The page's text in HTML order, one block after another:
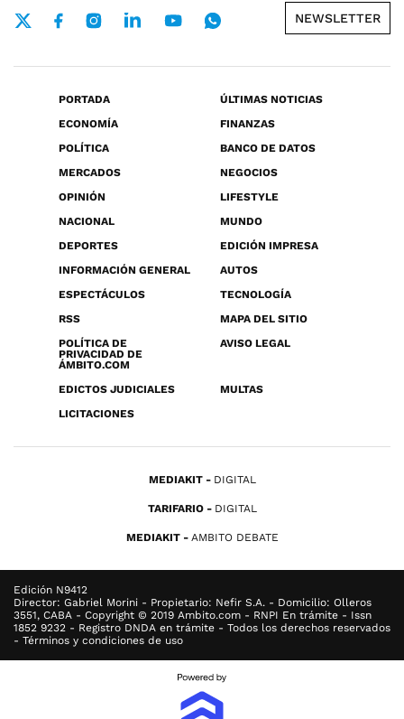
NEWSLETTER
PORTADA
ÚLTIMAS NOTICIAS
ECONOMÍA
FINANZAS
POLÍTICA
BANCO DE DATOS
MERCADOS
NEGOCIOS
OPINIÓN
LIFESTYLE
NACIONAL
MUNDO
DEPORTES
EDICIÓN IMPRESA
INFORMACIÓN GENERAL
AUTOS
ESPECTÁCULOS
TECNOLOGÍA
RSS
MAPA DEL SITIO
POLÍTICA DE
PRIVACIDAD DE
ÁMBITO.COM
AVISO LEGAL
EDICTOS JUDICIALES
MULTAS
LICITACIONES
MEDIAKIT DIGITAL
TARIFARIO DIGITAL
MEDIAKIT AMBITO DEBATE
Edición N9412
Director: Gabriel Morini - Propietario: Nefir S.A. - Domicilio: Olleros
3551, CABA - Copyright © 2019 Ambito.com - RNPI En trámite - Issn
1852 9232 - Registro DNDA en trámite - Todos los derechos reservados
- Términos y condiciones de uso